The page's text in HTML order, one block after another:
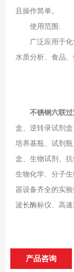
且操作简单。
使用范围:
广泛应用于化学
水质分析、食品、
不锈钢六联
盒、逆转录试剂
培养基瓶、试剂
盒、生物试剂、
生物化学、分子
器设备齐全的实
波长酶标仪、高
产品咨询